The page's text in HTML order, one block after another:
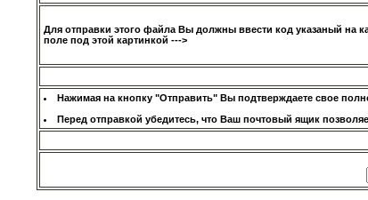
Для отправки этого файла Вы должны ввести код указаный на
поле под этой картинкой --->
Нажимая на кнопку "Отправить" Вы подтверждаете свое
Перед отправкой убедитесь, что Ваш почтовый ящик